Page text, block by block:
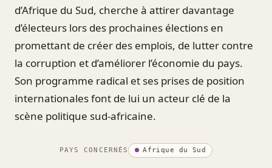
d’Afrique du Sud, cherche à attirer davantage
d’électeurs lors des prochaines élections en
promettant de créer des emplois, de lutter contre
la corruption et d’améliorer l’économie du pays.
Son programme radical et ses prises de position
internationales font de lui un acteur clé de la
scène politique sud-africaine.
PAYS CONCERNÉS Afrique du Sud